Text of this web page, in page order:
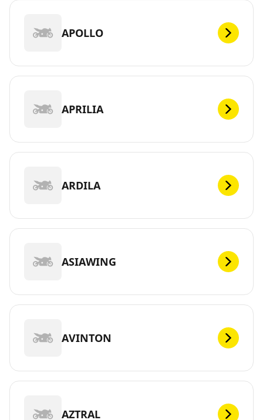
APOLLO
APRILIA
ARDILA
ASIAWING
AVINTON
AZTRAL